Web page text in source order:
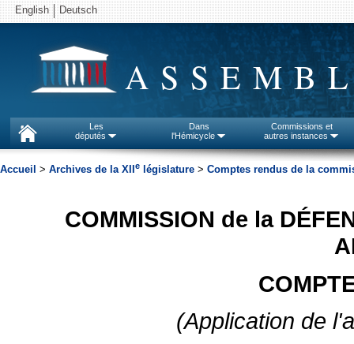
English Deutsch
Les
députés
Dans
l'Hémicycle
Commissions et
autres instances
Accueil > Archives de la XII e législature > Comptes rendus de la
COMMISSION de la
(Application de